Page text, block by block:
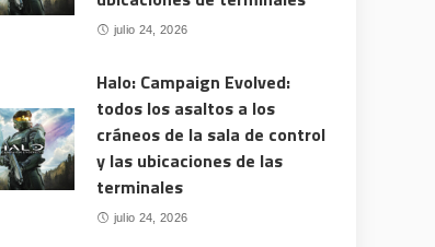
julio 24, 2026
Halo: Campaign Evolved:
todos los asaltos a los
cráneos de la sala de control
y las ubicaciones de las
terminales
julio 24, 2026